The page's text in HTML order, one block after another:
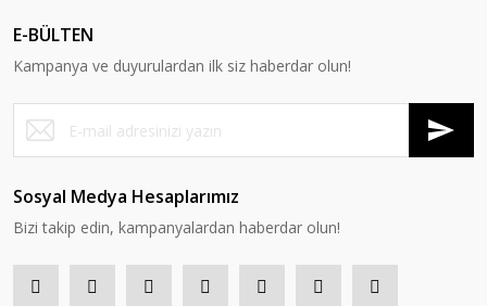
E-BÜLTEN
Kampanya ve duyurulardan ilk siz haberdar olun!
Sosyal Medya Hesaplarımız
Bizi takip edin, kampanyalardan haberdar olun!